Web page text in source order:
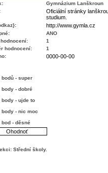
Gymnázium Lanškroun
Oficiální stránky
studium.
http://www.gymla.cz
ANO
1
hodnocení:
1
0000-00-00
bodů - super
body - dobré
body - ujde to
body - nic moc
bod - děsné
Střední školy.